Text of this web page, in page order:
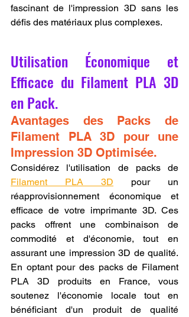
fascinant de l'impression 3D sans les
défis des matériaux plus complexes.
Utilisation Économique et
Efficace du Filament PLA 3D
en Pack.
Avantages des Packs de
Filament PLA 3D pour une
Impression 3D Optimisée.
Filament PLA 3D pour un
réapprovisionnement économique et
efficace de votre imprimante 3D. Ces
packs offrent une combinaison de
commodité et d'économie, tout en
assurant une impression 3D de qualité.
En optant pour des packs de Filament
PLA 3D produits en France, vous
soutenez l'économie locale tout en
bénéficiant d'un produit de qualité